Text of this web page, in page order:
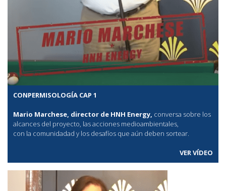
CONPERMISOLOGÍA CAP 1
Mario Marchese, director de HNH Energy, conversa sobre los
alcances del proyecto, las acciones medioambientales,
con la comunidadad y los desafíos que aún deben sortear.
VER VÍDEO